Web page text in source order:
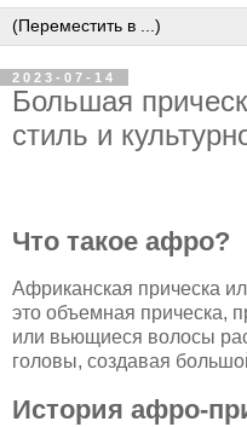
2023-07-14
Большая
стиль и
Что такое афро?
Африканская прическа
это объемная прическа,
или вьющиеся волосы
головы, создавая
История афро-